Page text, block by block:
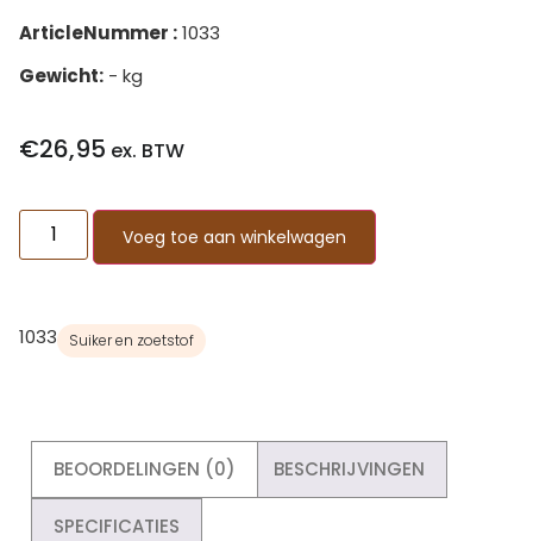
ArticleNummer :1033
Gewicht: - kg
€26,95 ex. BTW
Voeg toe aan winkelwagen
1033 Suiker en zoetstof
BEOORDELINGEN (0) BESCHRIJVINGEN
SPECIFICATIES